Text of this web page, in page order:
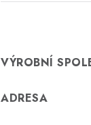
VÝROBNÍ
ADRESA